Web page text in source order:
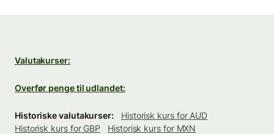
Valutakurser:
Overfør penge til udlandet:
Historiske valutakurser:
Historisk kurs for AUD
Historisk kurs for GBP
Historisk kurs for MXN